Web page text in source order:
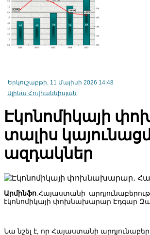
ու մեխանիզմները
Երկուշաբթի, 11 Մայիսի 2026 14:48
Ալինա Հովհաննիսյան
Էկոնոմիկայի
տալիս
ազդակներ
Արմինֆո .Հայաստանի
էկոնոմիկայի փոխնախարար Էդգար
Նա նշել է, որ Հայաստանի